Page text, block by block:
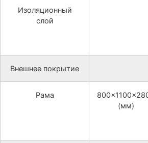
Изоляционный
слой
Внешнее покрытие
Рама
(мм)